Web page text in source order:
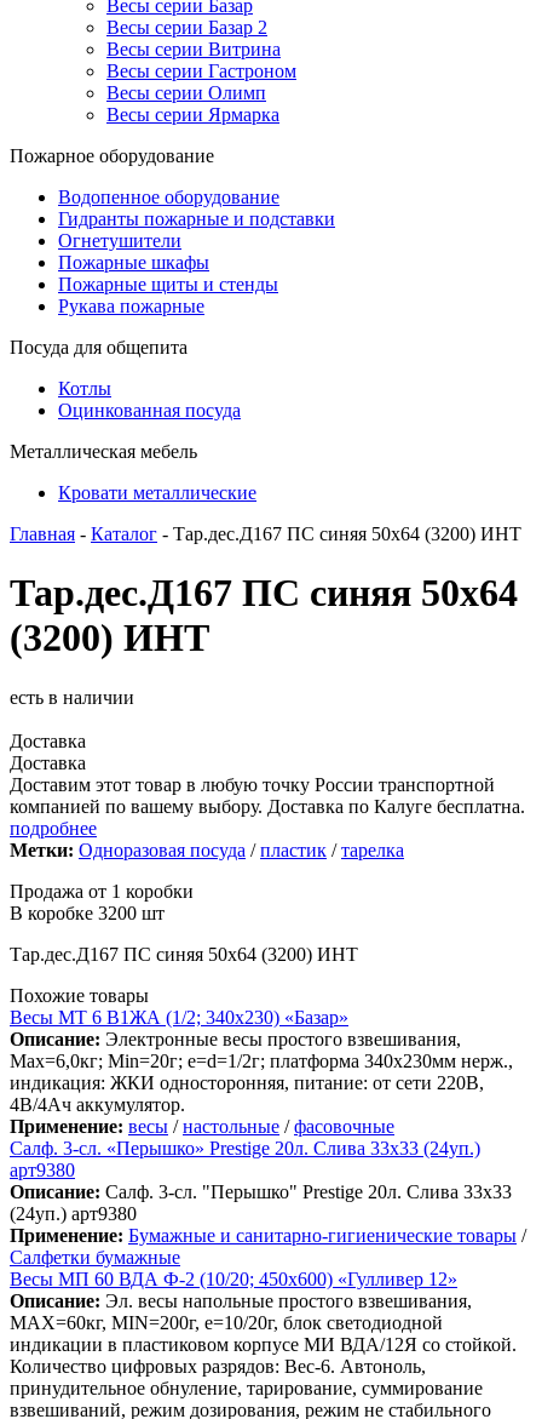
Весы серии Базар
Весы серии Базар 2
Весы серии Витрина
Весы серии Гастроном
Весы серии Олимп
Весы серии Ярмарка
Пожарное оборудование
Водопенное оборудование
Гидранты пожарные и подставки
Огнетушители
Пожарные шкафы
Пожарные щиты и стенды
Рукава пожарные
Посуда для общепита
Котлы
Оцинкованная посуда
Металлическая мебель
Кровати металлические
Главная - Каталог - Тар.дес.Д167 ПС синяя 50х64 (3200) ИНТ
Тар.дес.Д167 ПС синяя 50х64
(3200) ИНТ
есть в наличии
Доставка
Доставка
Доставим этот товар в любую точку России транспортной
компанией по вашему выбору. Доставка по Калуге бесплатна.
подробнее
Метки: Одноразовая посуда /пластик /тарелка
Продажа от 1 коробки
В коробке 3200 шт
Тар.дес.Д167 ПС синяя 50х64 (3200) ИНТ
Похожие товары
Весы МТ 6 В1ЖА (1/2; 340х230) «Базар»
Описание: Электронные весы простого взвешивания,
Мах=6,0кг; Min=20г; e=d=1/2г; платформа 340х230мм нерж.,
индикация: ЖКИ односторонняя, питание: от сети 220В,
4В/4Ач аккумулятор.
Применение: весы /настольные /фасовочные
Салф. 3-сл. «Перышко» Prestige 20л. Слива 33х33 (24уп.)
арт9380
Описание: Салф. 3-сл. "Перышко" Prestige 20л. Слива 33х33
(24уп.) арт9380
Применение: Бумажные и санитарно-гигиенические товары /
Салфетки бумажные
Весы МП 60 ВДА Ф-2 (10/20; 450х600) «Гулливер 12»
Описание: Эл. весы напольные простого взвешивания,
МАХ=60кг, MIN=200г, e=10/20г, блок светодиодной
индикации в пластиковом корпусе МИ ВДА/12Я со стойкой.
Количество цифровых разрядов: Вес-6. Автоноль,
принудительное обнуление, тарирование, суммирование
взвешиваний, режим дозирования, режим не стабильного